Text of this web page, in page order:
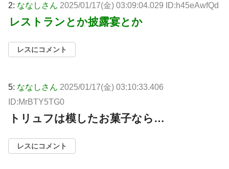
2: ななしさん 2025/01/17(金) 03:09:04.029 ID:h45eAwfQd
レストランとか披露宴とか
レスにコメント
5: ななしさん 2025/01/17(金) 03:10:33.406
ID:MrBTY5TG0
トリュフは模したお菓子なら…
レスにコメント